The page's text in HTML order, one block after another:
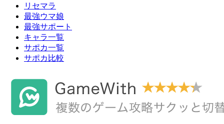
リセマラ
最強ウマ娘
最強サポート
キャラ一覧
サポカ一覧
サポカ比較